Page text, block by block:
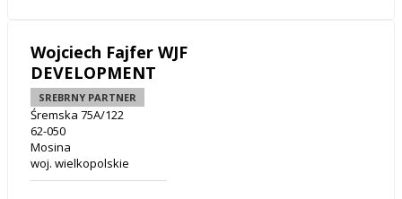
Wojciech Fajfer WJF
DEVELOPMENT
SREBRNY PARTNER
Śremska 75A/122
62-050
Mosina
woj. wielkopolskie